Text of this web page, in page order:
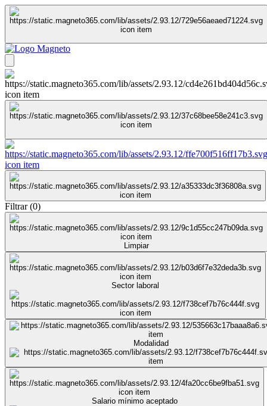
Filtrar(0)
Limpiar
Sector laboral
Modalidad
Salario mínimo aceptado